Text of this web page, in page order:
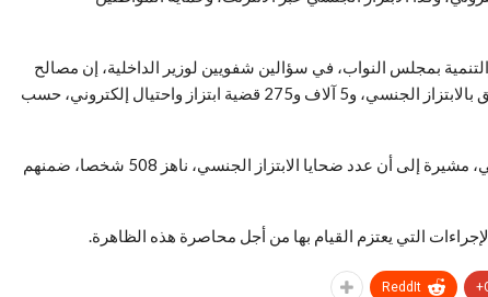
بمجلس النواب، في سؤالين شفويين لوزير الداخلية، إن مصالح
الأمن الوطني، عالجت خلال سنة 2021، 498 قضية تتعلق بالابتزاز الجنسي، و5 آلاف و275 قضية ابتزاز واحتيال إلكتروني، حسب
وأشارت أنه تم رصد 3 آلاف و533 محتوى للابتزاز الرقمي، مشيرة إلى أن عدد ضحايا الابتزاز الجنسي، ناهز 508 شخصا، ضمنهم
التي يعتزم القيام بها من أجل محاصرة هذه الظاهرة.
ReddIt